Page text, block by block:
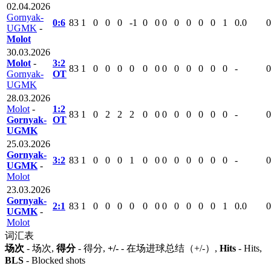
02.04.2026
Gornyak-
UGMK -
Molot
0:6 83 1 0 0 0 -1 0 0 0 0 0 0 0 1 0.0 0
30.03.2026
Molot -
Gornyak-
UGMK
3:2
ОТ
83 1 0 0 0 0 0 0 0 0 0 0 0 0 - 0
28.03.2026
Molot -
Gornyak-
UGMK
1:2
ОТ
83 1 0 2 2 2 0 0 0 0 0 0 0 0 - 0
25.03.2026
Gornyak-
UGMK -
Molot
3:2 83 1 0 0 0 1 0 0 0 0 0 0 0 0 - 0
23.03.2026
Gornyak-
UGMK -
Molot
2:1 83 1 0 0 0 0 0 0 0 0 0 0 0 1 0.0 0
词汇表
场次 - 场次, 得分- 得分, +/- - 在场进球总结（+/-）, Hits - Hits,
BLS - Blocked shots